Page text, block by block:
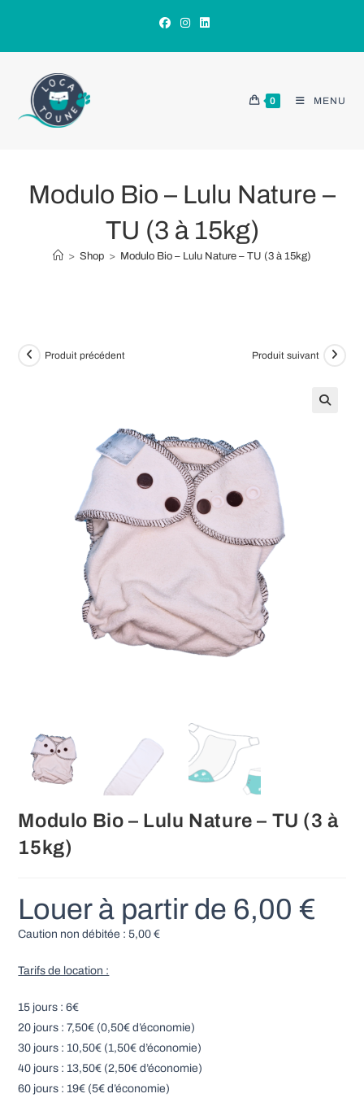
content
0 MENU
Modulo Bio – Lulu Nature –
TU (3 à 15kg)
> Shop > Modulo Bio – Lulu Nature – TU (3 à 15kg)
Produit précédent Produit suivant
Modulo Bio – Lulu Nature – TU (3 à
15kg)
Louer à partir de 6,00 €
Caution non débitée :5,00€
Tarifs de location :
15 jours : 6€
20 jours : 7,50€ (0,50€ d’économie)
30 jours : 10,50€ (1,50€ d’économie)
40 jours : 13,50€ (2,50€ d’économie)
60 jours : 19€ (5€ d’économie)